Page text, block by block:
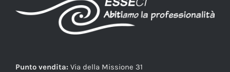
Punto vendita: Via della Missione 31